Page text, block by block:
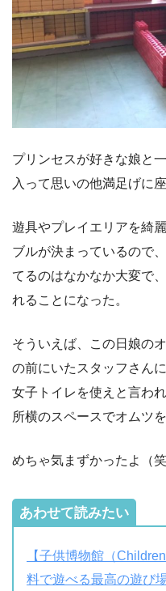
プリンセスが好きな娘と
入って思いの他満足げに
遊具やプレイエリアを綺
ブルが決まっているので
てるのはなかなか大変で
れることになった。
そういえば、この日娘の
の前にいたスタッフさん
女子トイレを使えと言わ
所横のスペースでオムツ
めちゃ気まずかったよ（笑
あわせて読みたい
【子供博物館（
料で遊べる最高の遊び